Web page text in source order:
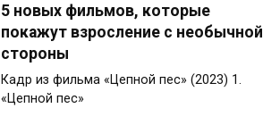
5 новых фильмов, которые
покажут взросление с необычной
стороны
Кадр из фильма «Цепной пес» (2023) 1.
«Цепной пес»